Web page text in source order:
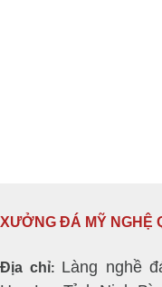
XƯỞNG ĐÁ MỸ NGHỆ
Địa chỉ: Làng nghề